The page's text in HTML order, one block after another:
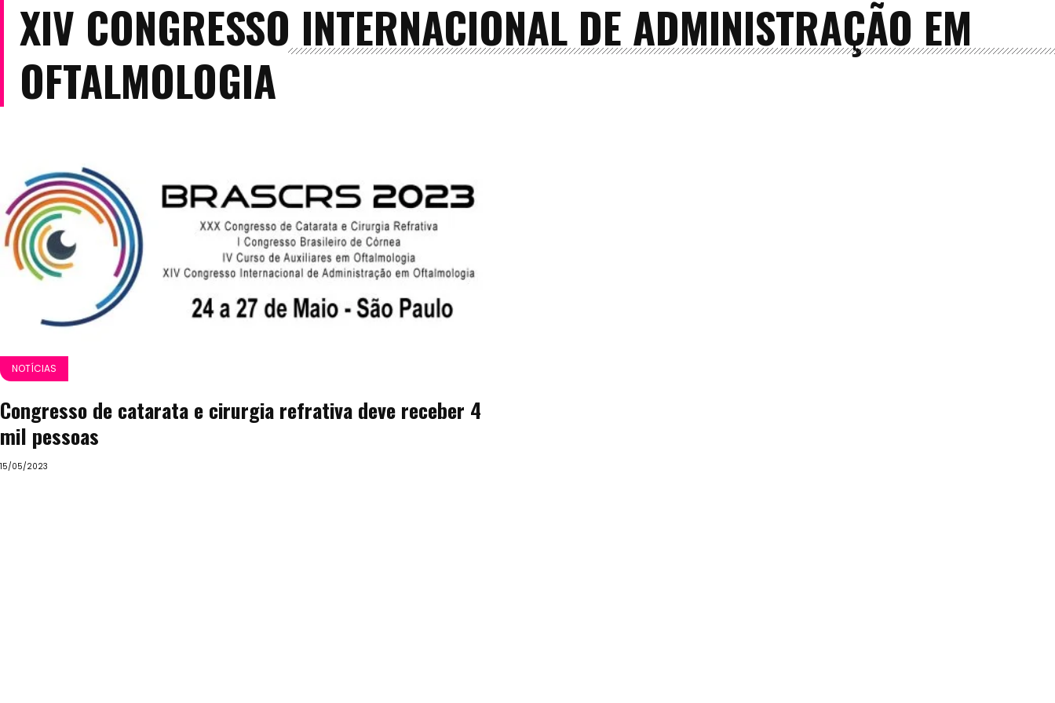
XIV CONGRESSO INTERNACIONAL DE ADMINISTRAÇÃO EM
OFTALMOLOGIA
NOTÍCIAS
Congresso de catarata e cirurgia refrativa deve receber 4
mil pessoas
15/05/2023